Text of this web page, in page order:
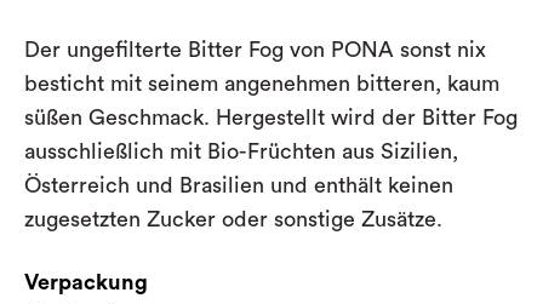
Der ungefilterte Bitter Fog von PONA sonst nix
besticht mit seinem angenehmen bitteren, kaum
süßen Geschmack. Hergestellt wird der Bitter Fog
ausschließlich mit Bio-Früchten aus Sizilien,
Österreich und Brasilien und enthält keinen
zugesetzten Zucker oder sonstige Zusätze.
Verpackung